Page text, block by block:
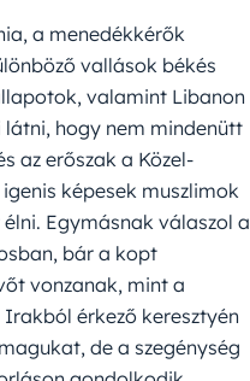
a menedékkérők
vallások békés
valamint Libanon
hogy nem mindenütt
az erőszak a Közel-
képesek muszlimok
Egymásnak válaszol a
bár a kopt
vonzanak, mint a
érkező keresztyén
de a szegénység